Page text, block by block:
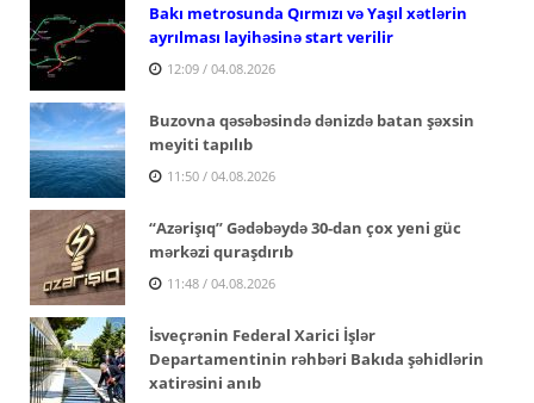
Bakı metrosunda Qırmızı və Yaşıl xətlərin
ayrılması layihəsinə start verilir
12:09 / 04.08.2026
Buzovna qəsəbəsində dənizdə batan şəxsin
meyiti tapılıb
11:50 / 04.08.2026
“Azərişıq” Gədəbəydə 30-dan çox yeni güc
mərkəzi quraşdırıb
11:48 / 04.08.2026
İsveçrənin Federal Xarici İşlər
Departamentinin rəhbəri Bakıda şəhidlərin
xatirəsini anıb